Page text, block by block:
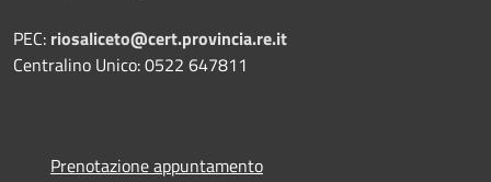
PEC: riosaliceto@cert.provincia.re.it
Centralino Unico: 0522 647811
Prenotazione appuntamento